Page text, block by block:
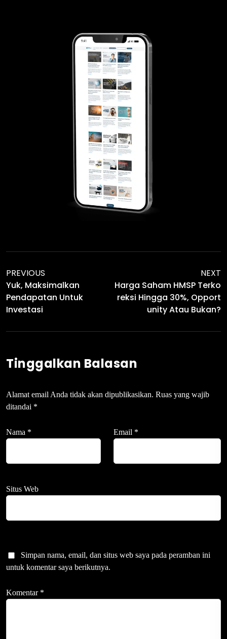
PREVIOUS
Yuk, Maksimalkan
Pendapatan Untuk
Investasi
NEXT
Harga Saham HMSP Terko
Reksi Hingga 30%, Opport
Unity Atau Bukan?
Tinggalkan Balasan
Alamat email Anda tidak akan dipublikasikan. Ruas yang wajib
ditandai *
Nama * Email *
Situs Web
Simpan nama, email, dan situs web saya pada peramban ini
untuk komentar saya berikutnya.
Komentar *